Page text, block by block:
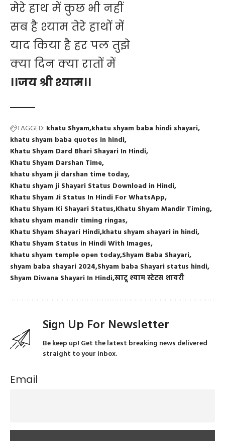
मेरे हाथ में कुछ भी नहीं
सब है श्याम तेरे हाथों में
याद किया है हर पल तुझे
क्या दिन क्या रातों में
।।जय श्री श्याम।।
TAGGED: khatu Shyam khatu shyam baba hindi shayari
khatu shyam baba quotes in hindi
Khatu Shyam Dard Bhari Shayari In Hindi
Khatu Shyam Darshan Time
khatu shyam ji darshan time today
Khatu shyam ji Shayari Status Download in Hindi
Khatu Shyam Ji Status In Hindi For WhatsApp
Khatu Shyam Ki Shayari Status Khatu Shyam Mandir Timing
khatu shyam mandir timing ringas
Khatu Shyam Shayari Hindi khatu shyam shayari in hindi
Khatu Shyam Status in Hindi With Images
khatu shyam temple open today Shyam Baba Shayari
shyam baba shayari 2024 Shyam baba Shayari status hindi
Shyam Diwana Shayari In Hindiखाटू श्याम स्टेटस शायरी
Sign Up For Newsletter
Be keep up! Get the latest breaking news delivered
straight to your inbox.
Email